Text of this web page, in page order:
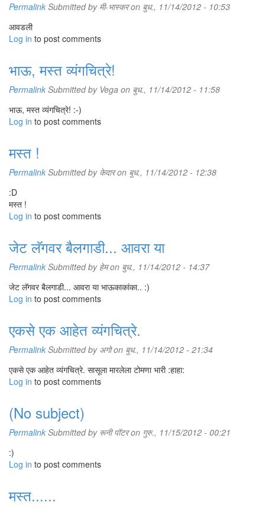
Permalink Submitted by मी-भास्करon बुध., 11/14/2012 - 10:53
आवडली
Log in to post comments
भाऊ, मस्त व्यंगचित्रे!
Permalink Submitted by Vega on बुध., 11/14/2012 - 11:58
भाऊ, मस्त व्यंगचित्रे! :-)
Log in to post comments
मस्त !
Permalink Submitted by केदारon बुध., 11/14/2012 - 12:38
:D
मस्त !
Log in to post comments
जेट लॅगवर बैलगाडी... आवरा या
Permalink Submitted by हेमon बुध., 11/14/2012 - 14:37
जेट लॅगवर बैलगाडी... आवरा या भाऊकाकांका.. :)
Log in to post comments
एकसे एक आहेत व्यंगचित्रे.
Permalink Submitted by अगोon बुध., 11/14/2012 - 21:34
एकसे एक आहेत व्यंगचित्रे. सासूला मारलेला टोमणा भारी :हाहा:
Log in to post comments
(No subject)
Permalink Submitted by रूनी पॉटरon गुरु., 11/15/2012 - 00:21
:)
Log in to post comments
मस्त......